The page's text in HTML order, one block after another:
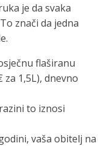
je da svaka
znači da jedna
flaširanu
1,5L), dnevno
to iznosi
vaša obitelj na